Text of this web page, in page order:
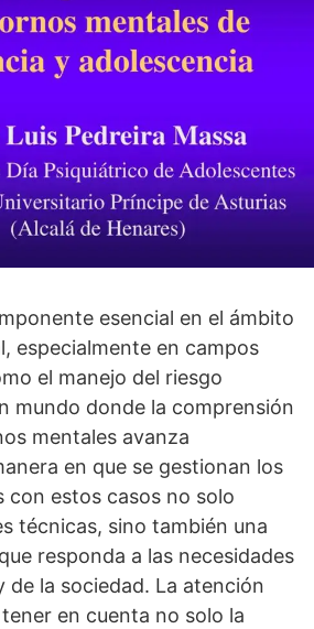
esencial en el ámbito
especialmente en campos
el manejo del riesgo
mundo donde la comprensión
mentales avanza
en que se gestionan los
con estos casos no solo
técnicas, sino también una
responda a las necesidades
de la sociedad. La atención
en cuenta no solo la